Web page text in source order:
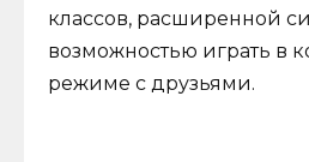
классов, расширенной
возможностью играть в
режиме с друзьями.